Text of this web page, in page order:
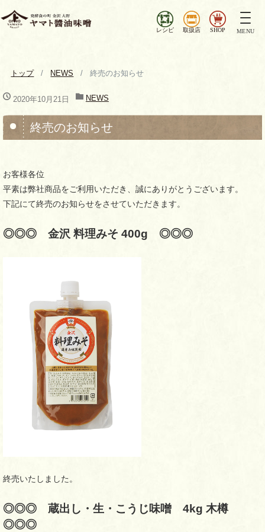
レシピ 取扱店 SHOP
ナ
ビ
MENU
トップ NEWS 終売のお知らせ
2020年10月21日 NEWS
終売のお知らせ
お客様各位
平素は弊社商品をご利用いただき、誠にありがとうございます。
下記にて終売のお知らせをさせていただきます。
◎◎◎ 金沢 料理みそ 400g ◎◎◎
終売いたしました。
◎◎◎ 蔵出し・生・こうじ味噌 4kg 木樽
◎◎◎